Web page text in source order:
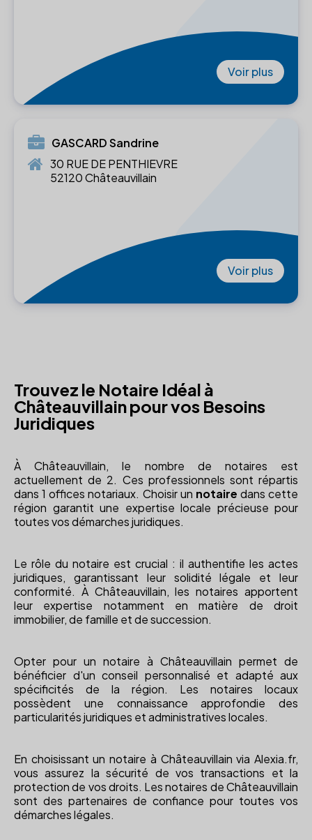
Voir plus
GASCARD Sandrine
30 RUE DE PENTHIEVRE
52120 Châteauvillain
Voir plus
Trouvez le Notaire Idéal à
Châteauvillain pour vos Besoins
Juridiques
À Châteauvillain, le nombre de notaires est
actuellement de 2. Ces professionnels sont répartis
dans 1 offices notariaux. Choisir un notaire dans cette
région garantit une expertise locale précieuse pour
toutes vos démarches juridiques.
Le rôle du notaire est crucial : il authentifie les actes
juridiques, garantissant leur solidité légale et leur
conformité. À Châteauvillain, les notaires apportent
leur expertise notamment en matière de droit
immobilier, de famille et de succession.
Opter pour un notaire à Châteauvillain permet de
bénéficier d'un conseil personnalisé et adapté aux
spécificités de la région. Les notaires locaux
possèdent une connaissance approfondie des
particularités juridiques et administratives locales.
En choisissant un notaire à Châteauvillain via Alexia.fr,
vous assurez la sécurité de vos transactions et la
protection de vos droits. Les notaires de Châteauvillain
sont des partenaires de confiance pour toutes vos
démarches légales.